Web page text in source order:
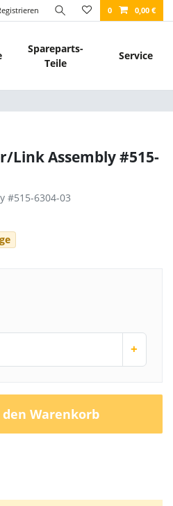
0 0,00 €
Spareparts-
Teile
Service
Link Assembly #515-
#515-6304-03
+
den Warenkorb